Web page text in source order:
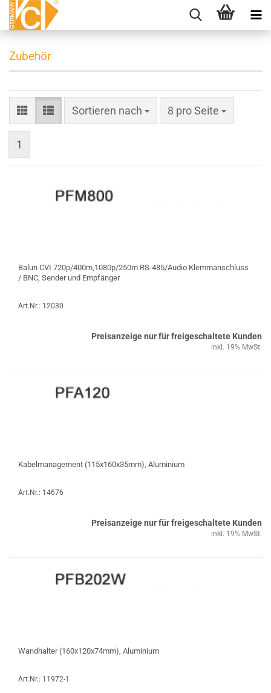
Zubehör
Sortieren nach
Sortieren nach 8 pro Seite
pro Seite
1
Balun CVI 720p/400m,1080p/250m RS-485/Audio Klemmanschluss
/ BNC, Sender und Empfänger
Art.Nr.: 12030
Preisanzeige nur für freigeschaltete Kunden
inkl. 19% MwSt.
Kabelmanagement (115x160x35mm), Aluminium
Art.Nr.: 14676
Preisanzeige nur für freigeschaltete Kunden
inkl. 19% MwSt.
Wandhalter (160x120x74mm), Aluminium
Art.Nr.: 11972-1